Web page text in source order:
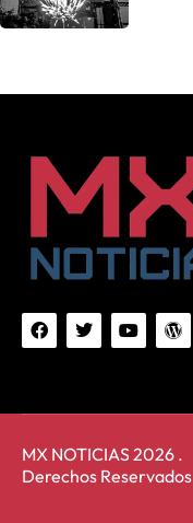
MX NOTICIAS 2026 .
Derechos Reservados